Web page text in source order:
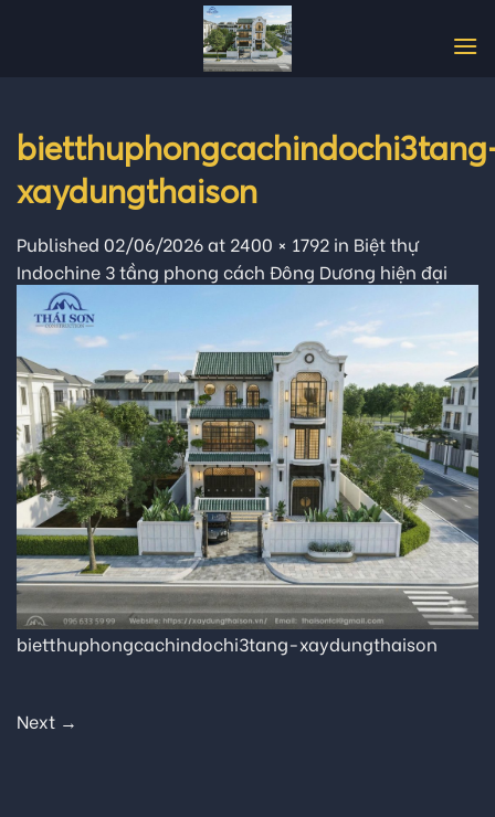
xaydungthaison
Published 02/06/2026at 2400 × 1792 in Biệt thự
Indochine 3 tầng phong cách Đông Dương hiện đại
bietthuphongcachindochi3tang-xaydungthaison
Next →